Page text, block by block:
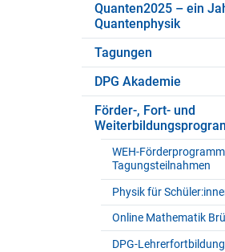
Quanten2025 – ein
Quantenphysik
Tagungen
DPG Akademie
Förder-, Fort- und
WEH-
Tagungsteilnahmen
Physik für
Online Mathematik
DPG-